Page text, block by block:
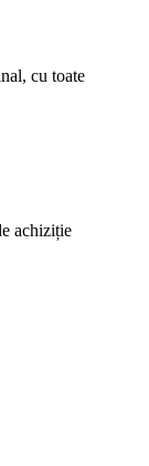
cu toate
achiziție